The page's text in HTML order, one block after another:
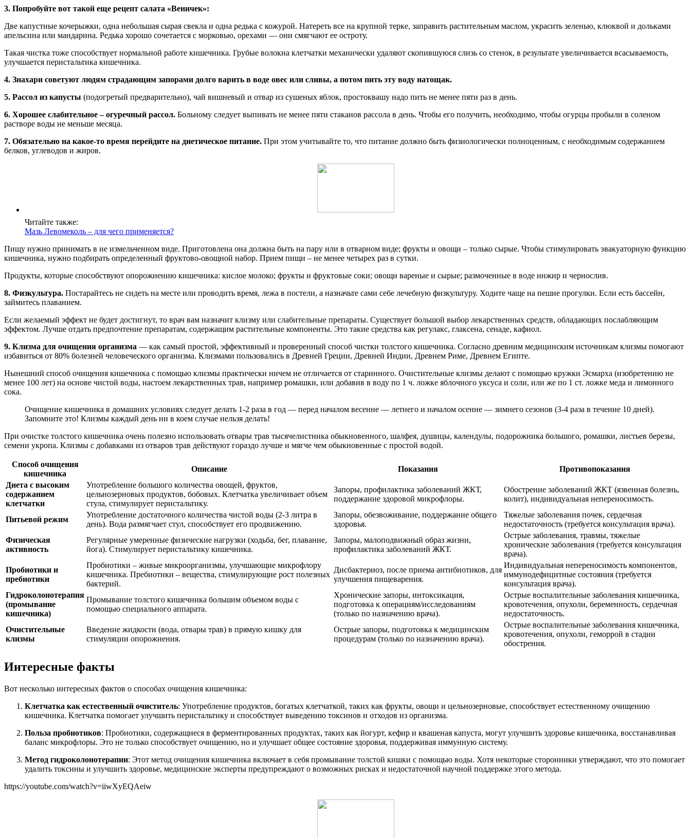
3. Попробуйте вот такой еще рецепт салата «Веничек»:
Две капустные кочерыжки, одна небольшая сырая свекла и одна редька с кожурой. Натереть все на крупной терке, заправить растительным маслом, украсить зеленью, клюквой и дольками
апельсина или мандарина. Редька хорошо сочетается с морковью, орехами — они смягчают ее остроту.
Такая чистка тоже способствует нормальной работе кишечника. Грубые волокна клетчатки механически удаляют скопившуюся слизь со стенок, в результате увеличивается всасываемость,
улучшается перистальтика кишечника.
4. Знахари советуют людям страдающим запорами долго варить в воде овес или сливы, а потом пить эту воду натощак.
5. Рассол из капусты (подогретый предварительно), чай вишневый и отвар из сушеных яблок, простоквашу надо пить не менее пяти раз в день.
6. Хорошее слабительное – огуречный рассол. Больному следует выпивать не менее пяти стаканов рассола в день. Чтобы его получить, необходимо, чтобы огурцы пробыли в соленом
растворе воды не меньше месяца.
7. Обязательно на какое-то время перейдите на диетическое питание. При этом учитывайте то, что питание должно быть физиологически полноценным, с необходимым содержанием
белков, углеводов и жиров.
Читайте также:
Мазь Левомеколь – для чего применяется?
Пищу нужно принимать в не измельченном виде. Приготовлена она должна быть на пару или в отварном виде; фрукты и овощи – только сырые. Чтобы стимулировать эвакуаторную функцию
кишечника, нужно подбирать определенный фруктово-овощной набор. Прием пищи – не менее четырех раз в сутки.
Продукты, которые способствуют опорожнению кишечника: кислое молоко; фрукты и фруктовые соки; овощи вареные и сырые; размоченные в воде инжир и чернослив.
8. Физкультура. Постарайтесь не сидеть на месте или проводить время, лежа в постели, а назначьте сами себе лечебную физкультуру. Ходите чаще на пешие прогулки. Если есть бассейн,
займитесь плаванием.
Если желаемый эффект не будет достигнут, то врач вам назначит клизму или слабительные препараты. Существует большой выбор лекарственных средств, обладающих послабляющим
эффектом. Лучше отдать предпочтение препаратам, содержащим растительные компоненты. Это такие средства как регулакс, глаксена, сенаде, кафиол.
9. Клизма для очищения организма — как самый простой, эффективный и проверенный способ чистки толстого кишечника. Согласно древним медицинским источникам клизмы помогают
избавиться от 80% болезней человеческого организма. Клизмами пользовались в Древней Греции, Древней Индии, Древнем Риме, Древнем Египте.
Нынешний способ очищения кишечника с помощью клизмы практически ничем не отличается от старинного. Очистительные клизмы делают с помощью кружки Эсмарха (изобретению не
менее 100 лет) на основе чистой воды, настоем лекарственных трав, например ромашки, или добавив в воду по 1 ч. ложке яблочного уксуса и соли, или же по 1 ст. ложке меда и лимонного
сока.
Очищение кишечника в домашних условиях следует делать 1-2 раза в год — перед началом весенне — летнего и началом осенне — зимнего сезонов (3-4 раза в течение 10 дней).
Запомните это! Клизмы каждый день ни в коем случае нельзя делать!
При очистке толстого кишечника очень полезно использовать отвары трав тысячелистника обыкновенного, шалфея, душицы, календулы, подорожника большого, ромашки, листьев березы,
семени укропа. Клизмы с добавками из отваров трав действуют гораздо лучше и мягче чем обыкновенные с простой водой.
Способ очищения
кишечника
Описание Показания
Противопоказания
Диета с высоким
содержанием
клетчатки
Употребление большого количества овощей, фруктов,
цельнозерновых продуктов, бобовых. Клетчатка увеличивает объем
стула, стимулирует перистальтику.
Запоры, профилактика заболеваний ЖКТ,
поддержание здоровой микрофлоры.
Обострение заболеваний ЖКТ (язвенная болезнь,
колит), индивидуальная непереносимость.
Питьевой режим
Употребление достаточного количества чистой воды (2-3 литра в
день). Вода размягчает стул, способствует его продвижению.
Запоры, обезвоживание, поддержание общего
здоровья.
Тяжелые заболевания почек, сердечная
недостаточность (требуется консультация врача).
Физическая
активность
Регулярные умеренные физические нагрузки (ходьба, бег, плавание,
йога). Стимулирует перистальтику кишечника.
Запоры, малоподвижный образ жизни,
профилактика заболеваний ЖКТ.
Острые заболевания, травмы, тяжелые
хронические заболевания (требуется консультация
врача).
Пробиотики и
пребиотики
Пробиотики – живые микроорганизмы, улучшающие микрофлору
кишечника. Пребиотики – вещества, стимулирующие рост полезных
бактерий.
Дисбактериоз, после приема антибиотиков, для
улучшения пищеварения.
Индивидуальная непереносимость компонентов,
иммунодефицитные состояния (требуется
консультация врача).
Гидроколонотерапия
(промывание
кишечника)
Промывание толстого кишечника большим объемом воды с
помощью специального аппарата.
Хронические запоры, интоксикация,
подготовка к операциям/исследованиям
(только по назначению врача).
Острые воспалительные заболевания кишечника,
кровотечения, опухоли, беременность, сердечная
недостаточность.
Очистительные
клизмы
Введение жидкости (вода, отвары трав) в прямую кишку для
стимуляции опорожнения.
Острые запоры, подготовка к медицинским
процедурам (только по назначению врача).
Острые воспалительные заболевания кишечника,
кровотечения, опухоли, геморрой в стадии
обострения.
Интересные факты
Вот несколько интересных фактов о способах очищения кишечника:
Клетчатка как естественный очиститель: Употребление продуктов, богатых клетчаткой, таких как фрукты, овощи и цельнозерновые, способствует естественному очищению
кишечника. Клетчатка помогает улучшить перистальтику и способствует выведению токсинов и отходов из организма.
Польза пробиотиков: Пробиотики, содержащиеся в ферментированных продуктах, таких как йогурт, кефир и квашеная капуста, могут улучшить здоровье кишечника, восстанавливая
баланс микрофлоры. Это не только способствует очищению, но и улучшает общее состояние здоровья, поддерживая иммунную систему.
Метод гидроколонотерапии: Этот метод очищения кишечника включает в себя промывание толстой кишки с помощью воды. Хотя некоторые сторонники утверждают, что это помогает
удалить токсины и улучшить здоровье, медицинские эксперты предупреждают о возможных рисках и недостаточной научной поддержке этого метода.
https://youtube.com/watch?v=iiwXyEQAeiw